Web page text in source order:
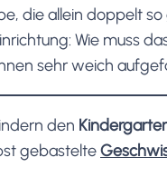
die allein doppelt
Wie muss
sehr weich
den
gebastelte